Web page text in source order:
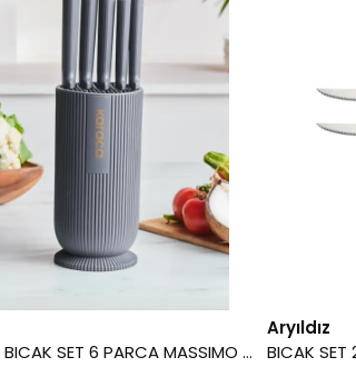
KARACA BICAK SET 6 PARCA MASSIMO ROUND ANTRASIT 8683650374251
Aryıldız
BICAK SET